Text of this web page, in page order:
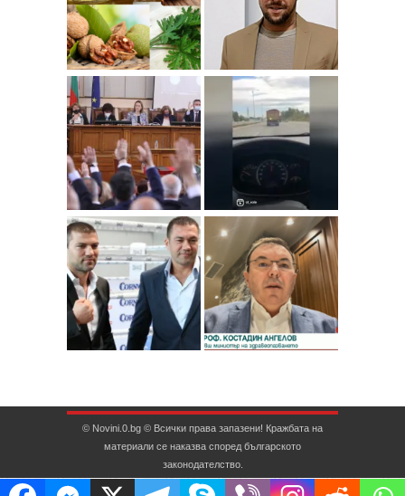
© Novini.0.bg © Всички права запазени! Кражбата на
материали се наказва според българското
законодателство.